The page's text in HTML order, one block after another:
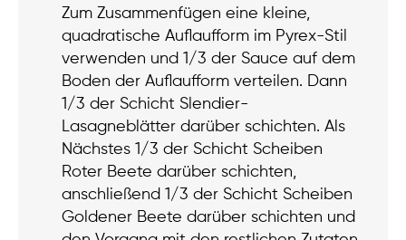
Zum Zusammenfügen eine kleine,
quadratische Auflaufform im Pyrex-Stil
verwenden und 1/3 der Sauce auf dem
Boden der Auflaufform verteilen. Dann
1/3 der Schicht Slendier-
Lasagneblätter darüber schichten. Als
Nächstes 1/3 der Schicht Scheiben
Roter Beete darüber schichten,
anschließend 1/3 der Schicht Scheiben
Goldener Beete darüber schichten und